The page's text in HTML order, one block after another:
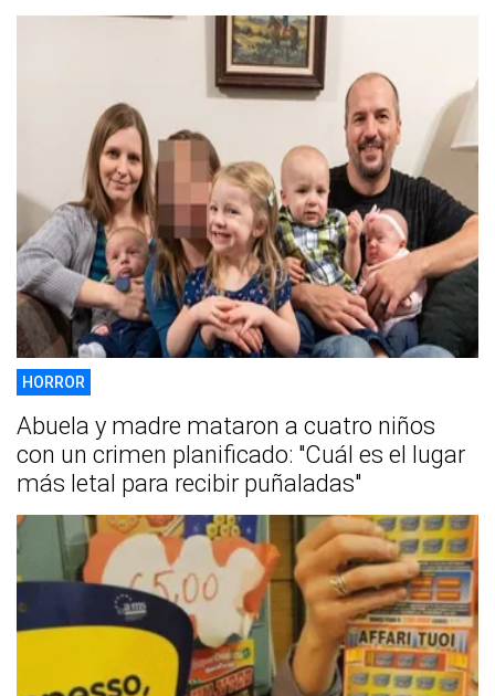
HORROR
Abuela y madre mataron a cuatro niños
con un crimen planificado: "Cuál es el lugar
más letal para recibir puñaladas"